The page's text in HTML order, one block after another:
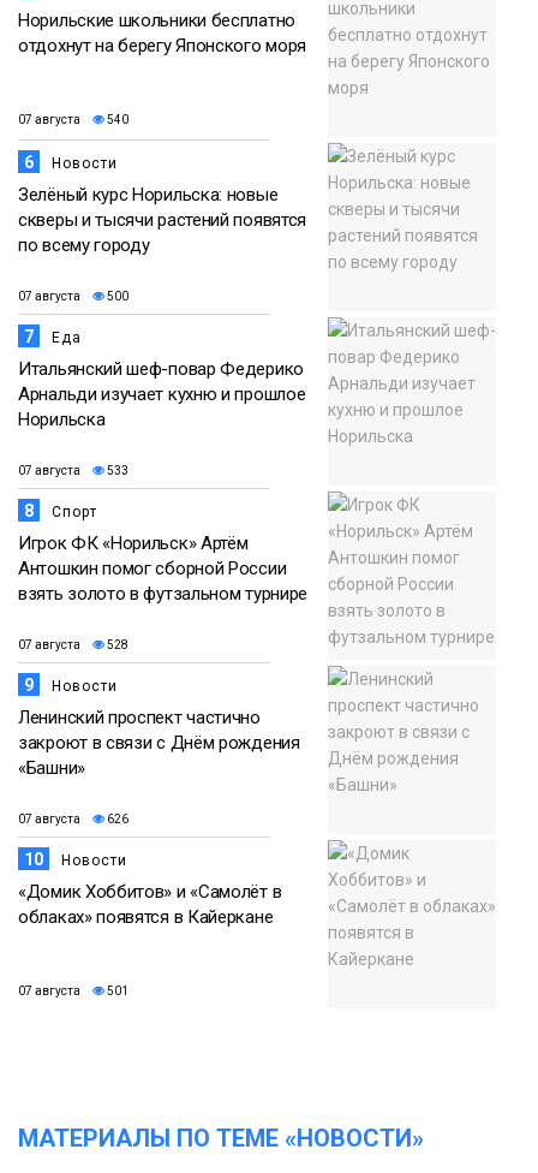
Норильские школьники бесплатно
отдохнут на берегу Японского моря
07 августа 540
6 Новости
Зелёный курс Норильска: новые
скверы и тысячи растений появятся
по всему городу
07 августа 500
7 Еда
Итальянский шеф-повар Федерико
Арнальди изучает кухню и прошлое
Норильска
07 августа 533
8 Спорт
Игрок ФК «Норильск» Артём
Антошкин помог сборной России
взять золото в футзальном турнире
07 августа 528
9 Новости
Ленинский проспект частично
закроют в связи с Днём рождения
«Башни»
07 августа 626
10 Новости
«Домик Хоббитов» и «Самолёт в
облаках» появятся в Кайеркане
07 августа 501
МАТЕРИАЛЫ ПО ТЕМЕ «НОВОСТИ»